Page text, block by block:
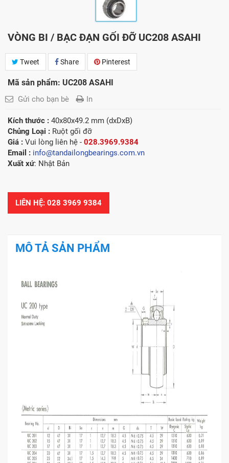
VÒNG BI / BẠC ĐẠN GỐI ĐỠ UC208 ASAHI
Tweet Share Pinterest
Mã sản phẩm: UC208 ASAHI
Gửi cho bạn bè In
Kích thước : 40x80x49.2 mm (dxDxB)
Chủng Loại : Ruột gối đỡ
Giá : Vui lòng l iên hệ - 028.3969.9384
Email : info@tandailongbearings.com.vn
Xuất xứ: Nhật Bản
LIÊN HỆ: 028 3969 9384
MÔ TẢ SẢN PHẨM